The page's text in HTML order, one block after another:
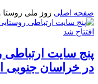
صفحه اصلی روز ملی روستا
پنج سایت ارتباطی
در خراسان جنوبی